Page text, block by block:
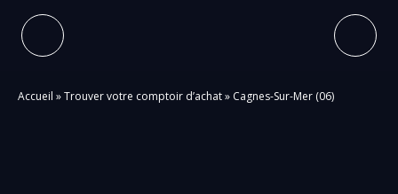
Accueil »Trouver votre comptoir d’achat» Cagnes-Sur-Mer (06)